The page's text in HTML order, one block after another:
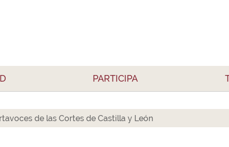
PARTICIPA
de las Cortes de Castilla y León